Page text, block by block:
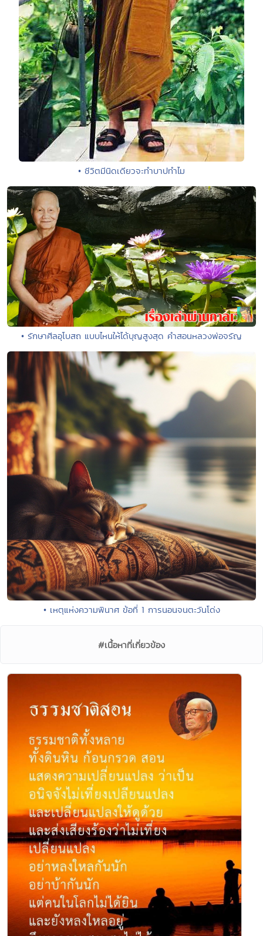
• ชีวิตมีนิดเดียวจะทำบาปทำไม
• รักษาศีลอุโบสถ แบบไหนให้ได้บุญสูงสุด คำสอนหลวงพ่อจรัญ
• เหตุแห่งความพินาศ ข้อที่ 1 การนอนจนตะวันโด่ง
#เนื้อหาที่เกี่ยวข้อง